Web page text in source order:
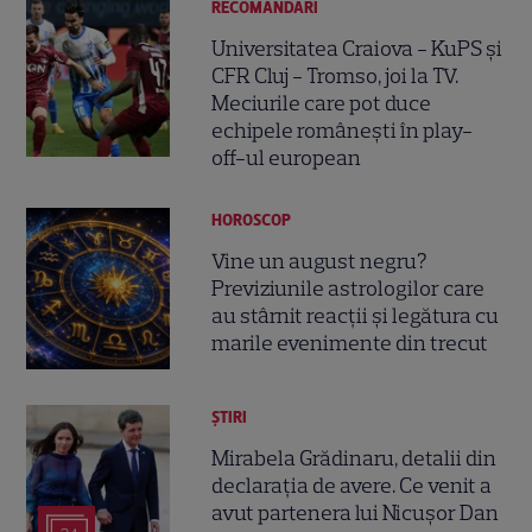
RECOMANDĂRI
Universitatea Craiova - KuPS și
CFR Cluj - Tromso, joi la TV.
Meciurile care pot duce
echipele românești în play-
off-ul european
HOROSCOP
Vine un august negru?
Previziunile astrologilor care
au stârnit reacții și legătura cu
marile evenimente din trecut
ȘTIRI
Mirabela Grădinaru, detalii din
declarația de avere. Ce venit a
avut partenera lui Nicușor Dan